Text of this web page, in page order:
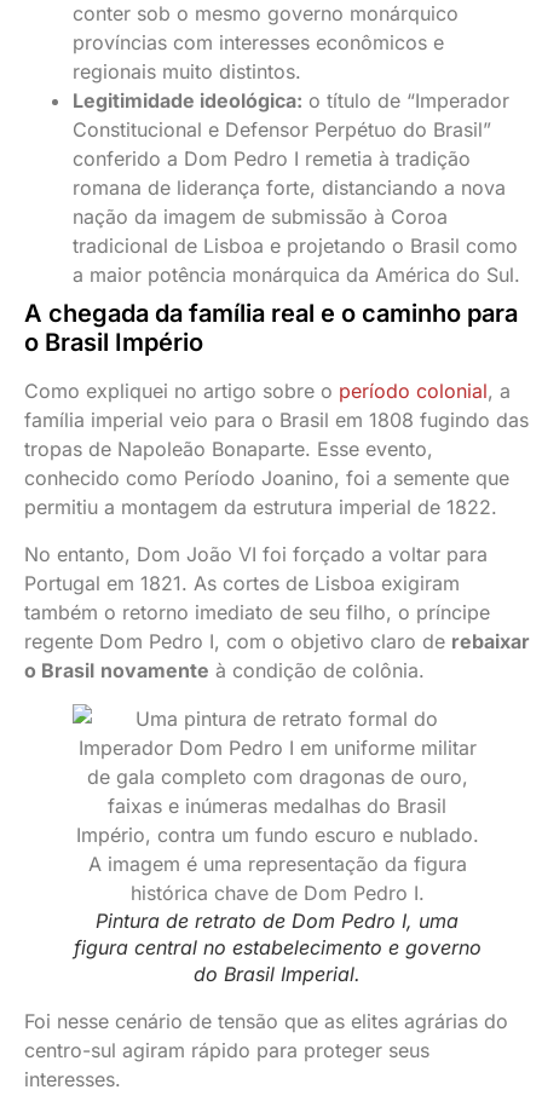
conter sob o mesmo governo monárquico
províncias com interesses econômicos e
regionais muito distintos.
Legitimidade ideológica: o título de “Imperador
Constitucional e Defensor Perpétuo do Brasil”
conferido a Dom Pedro I remetia à tradição
romana de liderança forte, distanciando a nova
nação da imagem de submissão à Coroa
tradicional de Lisboa e projetando o Brasil como
a maior potência monárquica da América do Sul.
A chegada da família real e o caminho para
o Brasil Império
Como expliquei no artigo sobre o período colonial, a
família imperial veio para o Brasil em 1808 fugindo das
tropas de Napoleão Bonaparte. Esse evento,
conhecido como Período Joanino, foi a semente que
permitiu a montagem da estrutura imperial de 1822.
No entanto, Dom João VI foi forçado a voltar para
Portugal em 1821. As cortes de Lisboa exigiram
também o retorno imediato de seu filho, o príncipe
regente Dom Pedro I, com o objetivo claro de rebaixar
o Brasil novamente à condição de colônia.
Pintura de retrato de Dom Pedro I, uma
figura central no estabelecimento e governo
do Brasil Imperial.
Foi nesse cenário de tensão que as elites agrárias do
centro-sul agiram rápido para proteger seus
interesses.